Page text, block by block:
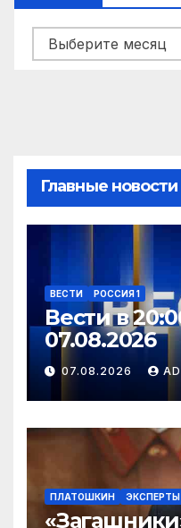
Архивы
Главные новости
ВЕСТИ РОССИЯ 1
Вести в
07.08.2026
07.08.2026
ПЛАТОШКИН ЭКСПЕРТЫ